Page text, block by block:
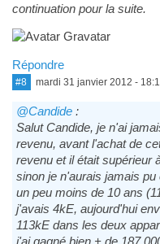
continuation pour la suite.
Répondre
#8 mardi 31 janvier 2012 -
@Candide:
Salut Candide, je n'ai
revenu, avant l'achat de
revenu et il était supérieur
sinon je n'aurais jamais
un peu moins de 10 ans
j'avais 4kE, aujourd'hui
113kE dans les deux